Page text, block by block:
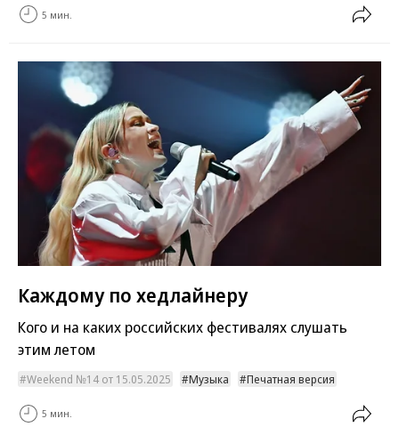
5 мин.
Каждому по хедлайнеру
Кого и на каких российских фестивалях слушать
этим летом
Weekend №14 от 15.05.2025 Музыка Печатная версия
5 мин.